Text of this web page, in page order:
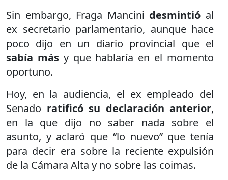
Sin embargo, Fraga Mancini desmintió al
ex secretario parlamentario, aunque hace
poco dijo en un diario provincial que el
sabía másy que hablaría en el momento
oportuno.
Hoy, en la audiencia, el ex empleado del
Senado ratificó su declaración anterior,
en la que dijo no saber nada sobre el
asunto, y aclaró que “lo nuevo” que tenía
para decir era sobre la reciente expulsión
de la Cámara Alta y no sobre las coimas.